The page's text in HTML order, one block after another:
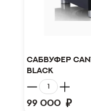
Сабвуфер
black
99 000 ₽